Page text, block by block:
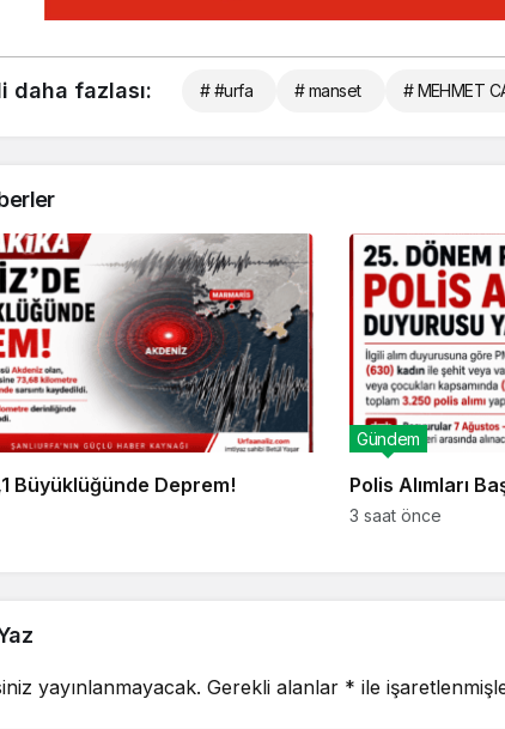
daha fazlası: # #urfa # manset # MEHMET
Büyüklüğünde Deprem! Polis Alımları
Gündem
3 saat önce
yayınlanmayacak. Gerekli alanlar * ile